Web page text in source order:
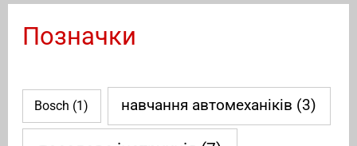
Позначки
Bosch (1) навчання автомеханіків (3)